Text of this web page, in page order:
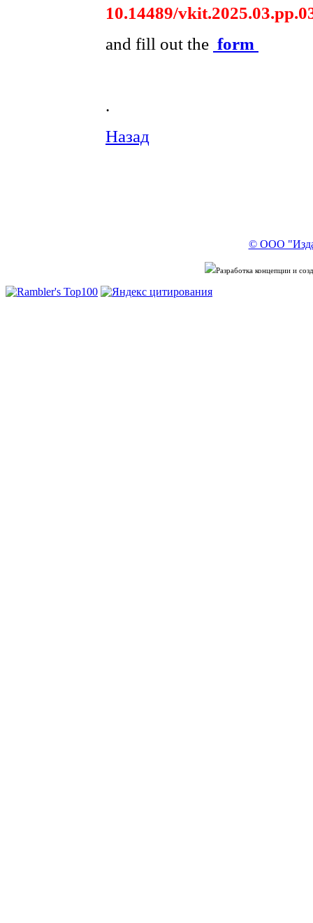
10.14489/
and fill out the form
.
Назад
© ООО
Разработка концепции и